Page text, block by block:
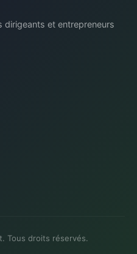
dirigeants et entrepreneurs
Tous droits réservés.